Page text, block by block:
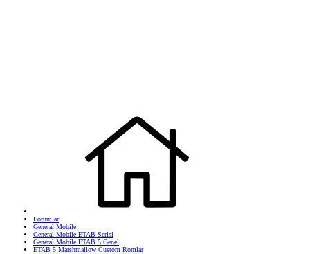
Forumlar
General Mobile
General Mobile ETAB Serisi
General Mobile ETAB 5 Genel
ETAB 5 Marshmallow Custom Romlar